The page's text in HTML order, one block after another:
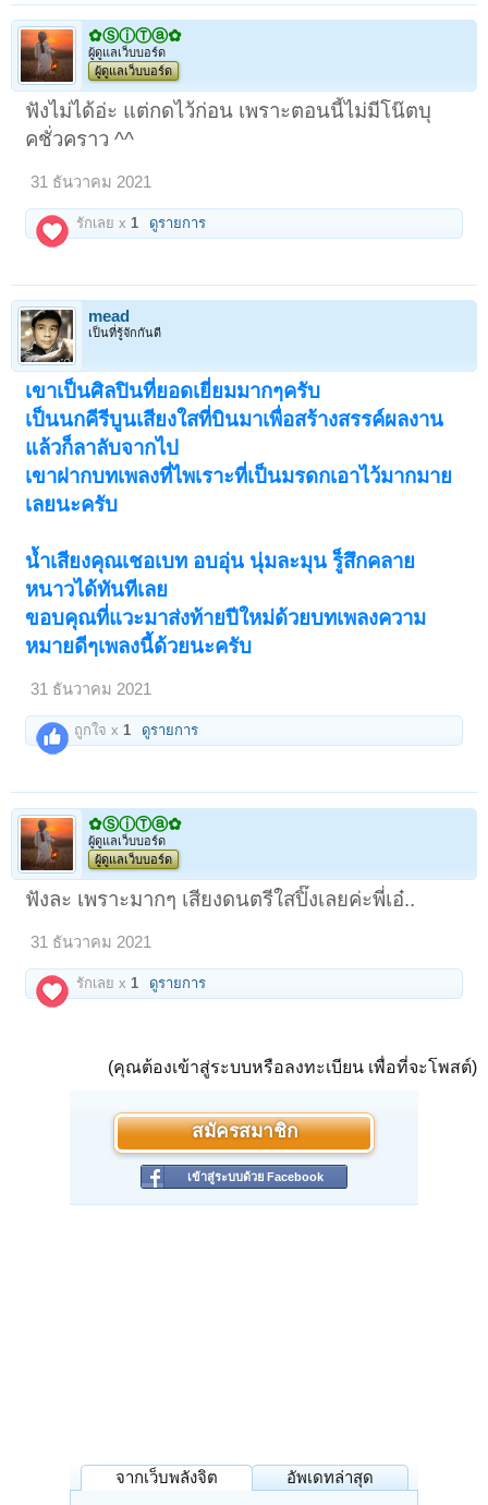
✿ⓈⓘⓉⓐ✿
ผู้ดูแลเว็บบอร์ด
ผู้ดูแลเว็บบอร์ด
ฟังไม่ได้อ่ะ แต่กดไว้ก่อน เพราะตอนนี้ไม่มีโน๊ตบุ
คชั่วคราว ^^
31 ธันวาคม 2021
รักเลย x1 ดูรายการ
mead
เป็นที่รู้จักกันดี
เขาเป็นศิลปินที่ยอดเยี่ยมมากๆครับ
เป็นนกคีรีบูนเสียงใสที่บินมาเพื่อสร้างสรรค์ผลงาน
แล้วก็ลาลับจากไป
เขาฝากบทเพลงที่ไพเราะที่เป็นมรดกเอาไว้มากมาย
เลยนะครับ
น้ำเสียงคุณเชอเบท อบอุ่น นุ่มละมุน รู็สึกคลาย
หนาวได้ทันทีเลย
ขอบคุณที่แวะมาส่งท้ายปีใหม่ด้วยบทเพลงความ
หมายดีๆเพลงนี้ด้วยนะครับ
31 ธันวาคม 2021
ถูกใจ x1 ดูรายการ
✿ⓈⓘⓉⓐ✿
ผู้ดูแลเว็บบอร์ด
ผู้ดูแลเว็บบอร์ด
ฟังละ เพราะมากๆ เสียงดนตรีใสปิ๊งเลยค่ะพี่เอ๋..
31 ธันวาคม 2021
รักเลย x 1 ดูรายการ
(คุณต้องเข้าสู่ระบบหรือลงทะเบียน เพื่อที่จะโพสต์)
สมัครสมาชิก
เข้าสู่ระบบด้วย Facebook
จากเว็บพลังจิต อัพเดทล่าสุด